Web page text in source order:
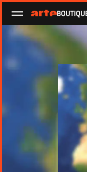
Ouvrir le menu